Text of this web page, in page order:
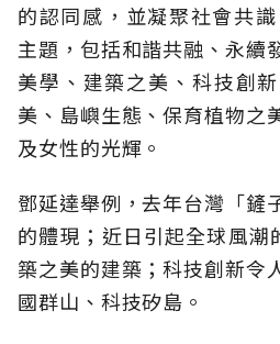
的認同感，並凝聚社會共
主題，包括和諧共融、永續
美學、建築之美、科技創
美、島嶼生態、保育植物之
及女性的光輝。
鄧延達舉例，去年台灣「鏟
的體現；近日引起全球風潮
築之美的建築；科技創新令
國群山、科技矽島。